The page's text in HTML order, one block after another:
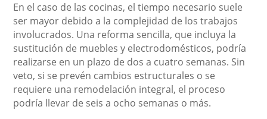
En el caso de las cocinas, el tiempo necesario suele
ser mayor debido a la complejidad de los trabajos
involucrados. Una reforma sencilla, que incluya la
sustitución de muebles y electrodomésticos, podría
realizarse en un plazo de dos a cuatro semanas. Sin
veto, si se prevén cambios estructurales o se
requiere una remodelación integral, el proceso
podría llevar de seis a ocho semanas o más.